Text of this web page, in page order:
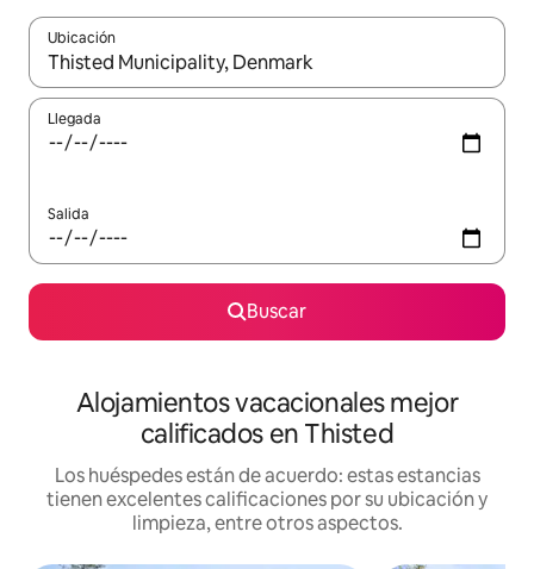
Ubicación
Cuando los resultados estén disponibles, podrás navegar
Llegada
Salida
Buscar
Alojamientos vacacionales mejor
calificados en Thisted
Los huéspedes están de acuerdo: estas estancias
tienen excelentes calificaciones por su ubicación y
limpieza, entre otros aspectos.